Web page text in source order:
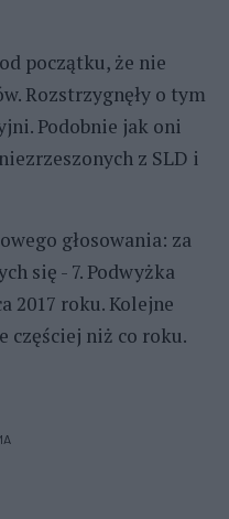
początku, że nie
Rozstrzygnęły o tym
Podobnie jak oni
z SLD i
głosowania: za
się - 7. Podwyżka
2017 roku. Kolejne
częściej niż co roku.